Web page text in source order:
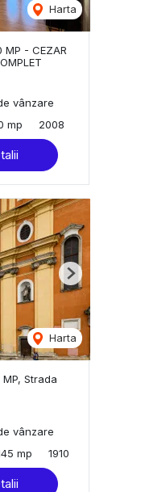
Harta
MP - CEZAR
vânzare
mp 2008
Harta
Next
Strada
vânzare
mp 1910